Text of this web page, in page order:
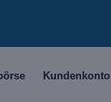
Kundenkonto